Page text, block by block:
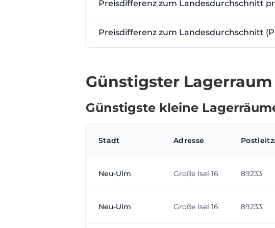
Preisdifferenz zum Landesdurchschnitt
Preisdifferenz zum Landesdurchschnitt
Günstigster
Günstigste kleine
Stadt Adresse
Neu-Ulm Große Isel 16 89233
Neu-Ulm Große Isel 16 89233